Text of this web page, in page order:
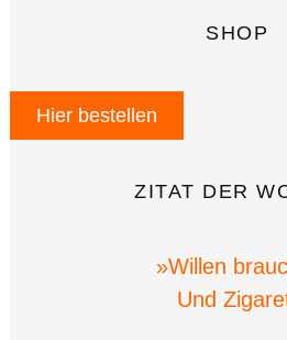
SHOP
Hier bestellen
ZITAT DER
»Willen
Und